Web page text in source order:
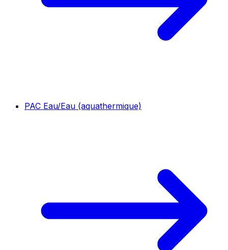
PAC Eau/Eau (aquathermique)